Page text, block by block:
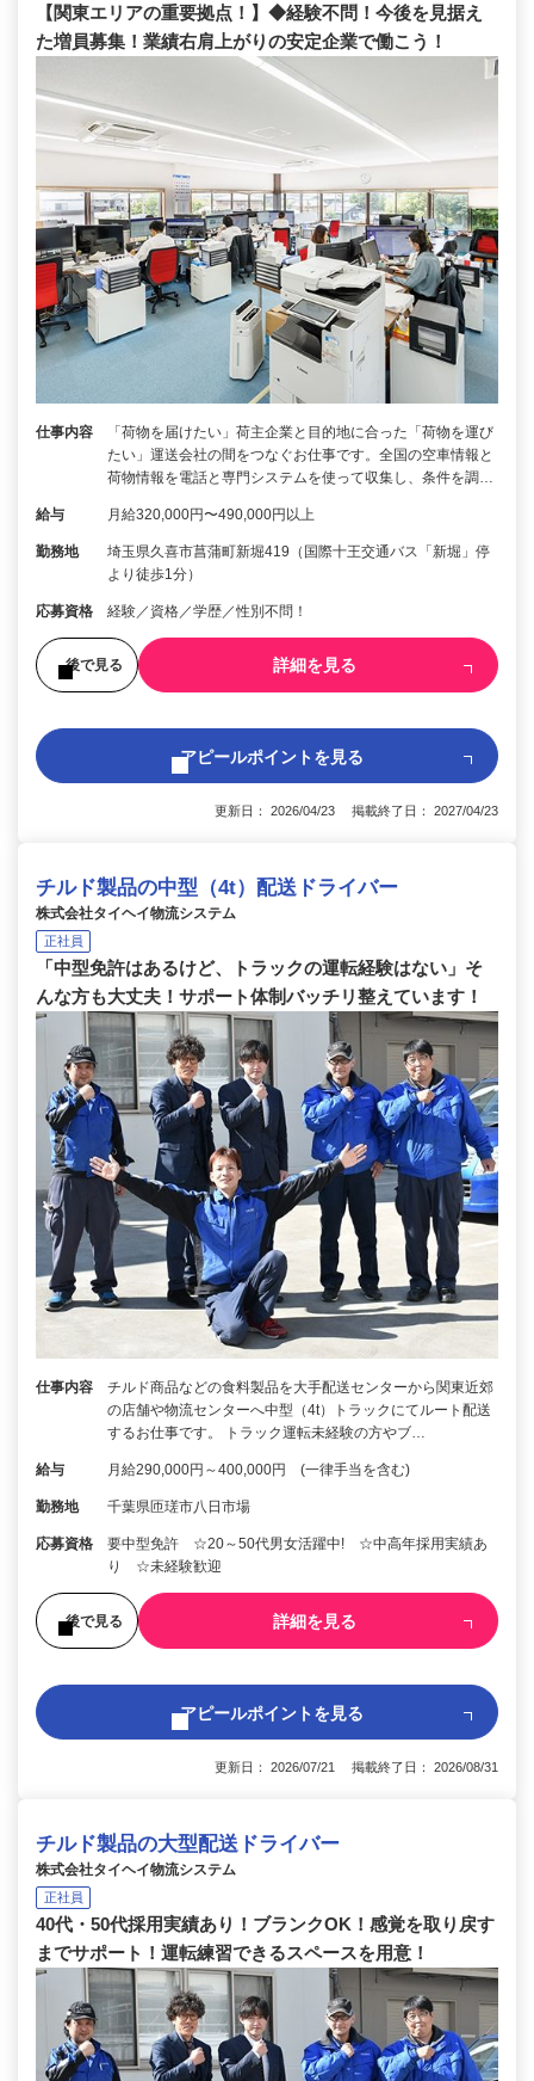
【関東エリアの重要拠点！】◆経験不問！今後を見据え
た増員募集！業績右肩上がりの安定企業で働こう！
仕事内容
「荷物を届けたい」荷主企業と目的地に合った「荷物を運び
たい」運送会社の間をつなぐお仕事です。全国の空車情報と
荷物情報を電話と専門システムを使って収集し、条件を調…
給与 月給320,000円〜490,000円以上
勤務地
埼玉県久喜市菖蒲町新堀419（国際十王交通バス「新堀」停
より徒歩1分）
応募資格 経験／資格／学歴／性別不問！
後で見る 詳細を見る
アピールポイントを見る
更新日： 2026/04/23 掲載終了日： 2027/04/23
チルド製品の中型（4t）配送ドライバー
株式会社タイヘイ物流システム
正社員
「中型免許はあるけど、トラックの運転経験はない」そ
んな方も大丈夫！サポート体制バッチリ整えています！
仕事内容
チルド商品などの食料製品を大手配送センターから関東近郊
の店舗や物流センターへ中型（4t）トラックにてルート配送
するお仕事です。 トラック運転未経験の方やブ…
給与 月給290,000円～400,000円 (一律手当を含む)
勤務地 千葉県匝瑳市八日市場
応募資格
要中型免許 ☆20～50代男女活躍中! ☆中高年採用実績あ
り ☆未経験歓迎
後で見る 詳細を見る
アピールポイントを見る
更新日： 2026/07/21 掲載終了日： 2026/08/31
チルド製品の大型配送ドライバー
株式会社タイヘイ物流システム
正社員
40代・50代採用実績あり！ブランクOK！感覚を取り戻す
までサポート！運転練習できるスペースを用意！